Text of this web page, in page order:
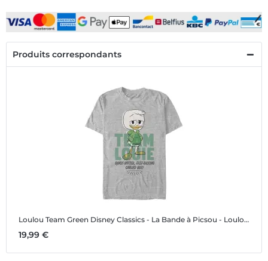
Produits correspondants
Loulou Team Green Disney Classics - La Bande à Picsou - Loulou Team Green - Homme T-shirt
19,99 €